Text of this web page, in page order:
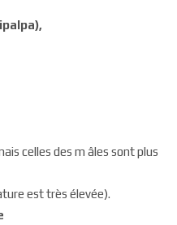
celles des m âles sont plus
est très élevée).